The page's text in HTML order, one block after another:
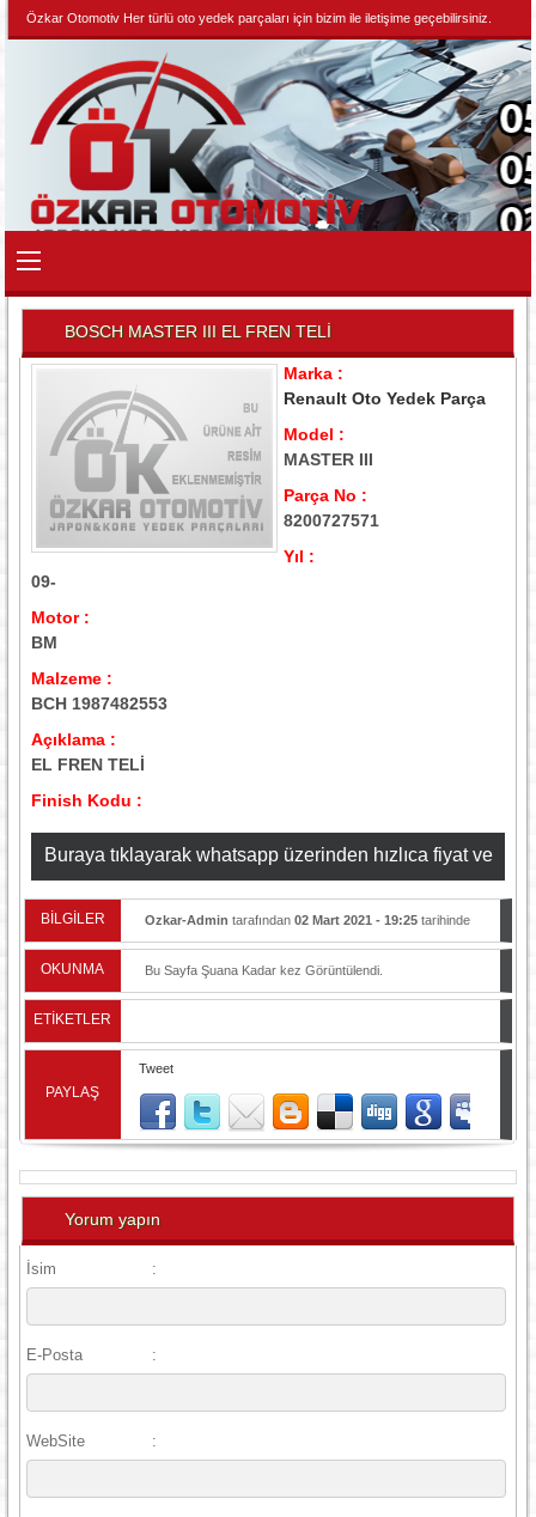
Özkar Otomotiv Her türlü oto yedek parçaları için bizim ile iletişime geçebilirsiniz.
BOSCH MASTER III EL FREN TELİ
Marka :
Renault Oto Yedek Parça
Model :
MASTER III
Parça No :
8200727571
Yıl :
09-
Motor :
BM
Malzeme :
BCH 1987482553
Açıklama :
EL FREN TELİ
Finish Kodu :
Buraya tıklayarak whatsapp üzerinden hızlıca fiyat ve
stok bilgisi alabilirsiniz
BİLGİLER Ozkar-Admin tarafından 02 Mart 2021 - 19:25tarihinde
OKUNMA Bu Sayfa Şuana Kadar kez Görüntülendi.
ETİKETLER
PAYLAŞ
Tweet
Yorum yapın
İsim :
E-Posta :
WebSite :